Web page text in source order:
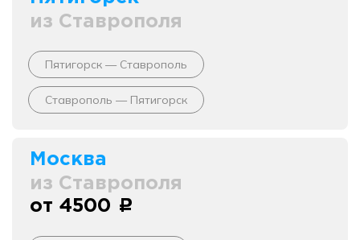
из Ставрополя
Пятигорск — Ставрополь
Ставрополь — Пятигорск
Москва
из Ставрополя
от 4500 c